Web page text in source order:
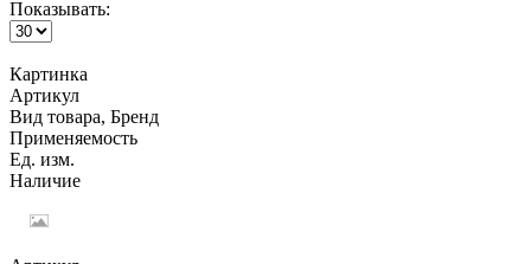
Показывать:
Картинка
Артикул
Вид товара, Бренд
Применяемость
Ед. изм.
Наличие